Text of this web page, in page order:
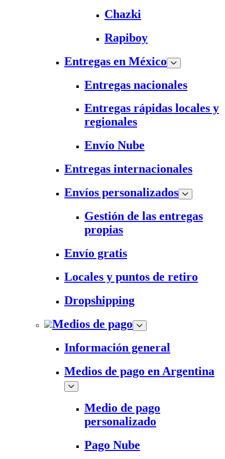
Chazki
Rapiboy
Entregas en México
Entregas nacionales
Entregas rápidas locales y
regionales
Envío Nube
Entregas internacionales
Envíos personalizados
Gestión de las entregas
propias
Envío gratis
Locales y puntos de retiro
Dropshipping
Medios de pago
Información general
Medios de pago en Argentina
Medio de pago
personalizado
Pago Nube